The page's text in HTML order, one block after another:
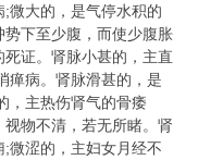
微大的，是气停水积的
下至少腹，而使少腹胀
证。肾脉小甚的，主直
瘅病。肾脉滑甚的，是
，主热伤肾气的骨痿
物不清，若无所睹。肾
微涩的，主妇女月经不